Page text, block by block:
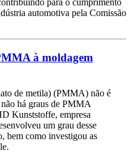
automotiva pela Comissão
à moldagem
de metila) (PMMA) não é
há graus de PMMA
Kunststoffe, empresa
um grau desse
bem como investigou as